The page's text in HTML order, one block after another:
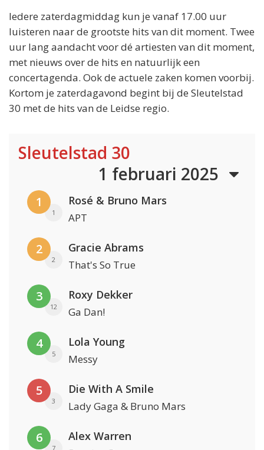
Iedere zaterdagmiddag kun je vanaf 17.00 uur
luisteren naar de grootste hits van dit moment. Twee
uur lang aandacht voor dé artiesten van dit moment,
met nieuws over de hits en natuurlijk een
concertagenda. Ook de actuele zaken komen voorbij.
Kortom je zaterdagavond begint bij de Sleutelstad
30 met de hits van de Leidse regio.
Sleutelstad 30
1 februari 2025
1
1
Rosé & Bruno Mars
APT
2
2
Gracie Abrams
That's So True
3
12
Roxy Dekker
Ga Dan!
4
5
Lola Young
Messy
5
3
Die With A Smile
Lady Gaga & Bruno Mars
6
7
Alex Warren